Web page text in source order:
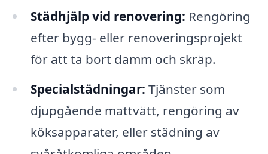
Städhjälp vid renovering: Rengöring
efter bygg- eller renoveringsprojekt
för att ta bort damm och skräp.
Specialstädningar: Tjänster som
djupgående mattvätt, rengöring av
köksapparater, eller städning av